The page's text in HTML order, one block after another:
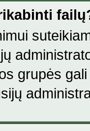
grupės